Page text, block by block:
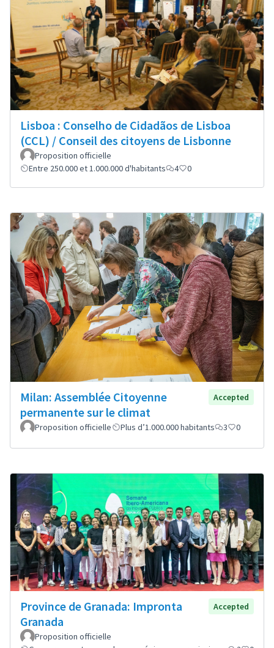
Lisboa : Conselho de Cidadãos de Lisboa
(CCL) / Conseil des citoyens de Lisbonne
Proposition officielle
Entre 250.000 et 1.000.000 d'habitants
4 0
Milan: Assemblée Citoyenne
permanente sur le climat
Accepted
Proposition officielle Plus d’1.000.000 habitants 3 0
Province de Granada: Impronta
Granada
Accepted
Proposition officielle